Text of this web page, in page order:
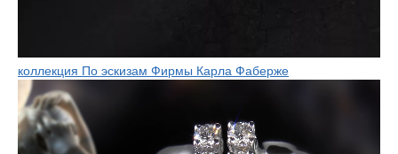
коллекция По эскизам Фирмы Карла Фаберже